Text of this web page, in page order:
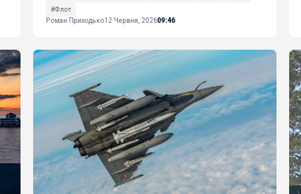
#Флот
Роман Приходько12 Червня, 202609:46